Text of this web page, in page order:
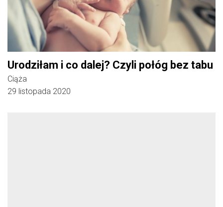
Urodziłam i co dalej? Czyli połóg bez tabu
Ciąża
29 listopada 2020